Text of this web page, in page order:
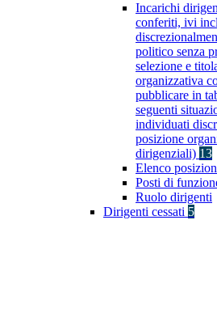
Incarichi
conferiti, ivi
politico senza
selezione e
organizzativa
pubblicare in
seguenti
individuati
posizione
dirigenziali) 13
Elenco
Posti di
Ruolo dirigenti
Dirigenti cessati 5